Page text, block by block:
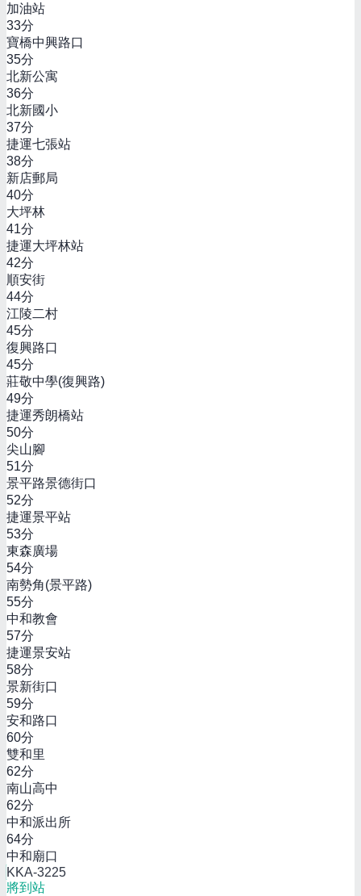
加油站
33分
寶橋中興路口
35分
北新公寓
36分
北新國小
37分
捷運七張站
38分
新店郵局
40分
大坪林
41分
捷運大坪林站
42分
順安街
44分
江陵二村
45分
復興路口
45分
莊敬中學(復興路)
49分
捷運秀朗橋站
50分
尖山腳
51分
景平路景德街口
52分
捷運景平站
53分
東森廣場
54分
南勢角(景平路)
55分
中和教會
57分
捷運景安站
58分
景新街口
59分
安和路口
60分
雙和里
62分
南山高中
62分
中和派出所
64分
中和廟口
KKA-3225
將到站